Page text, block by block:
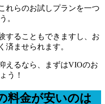
れらのお試しプランを一つ
。
ることもできますし、 お
済ませられます。
えるなら、まずはVIOのお
う！
料金が安いのは